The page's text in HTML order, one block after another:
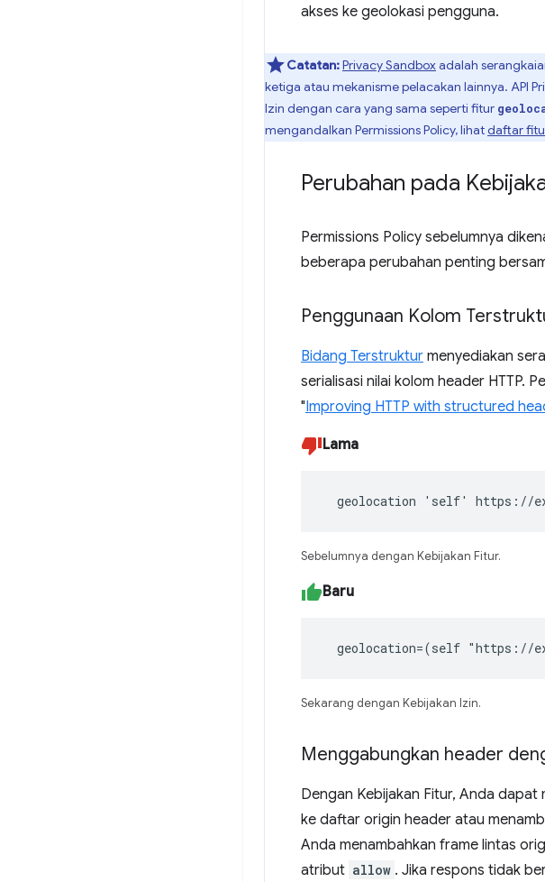
akses ke geolokasi pengguna.
Catatan:Privacy Sandboxadalah
ketiga atau mekanisme pelacakan lainnya. API
Izin dengan cara yang sama seperti fitur
mengandalkan Permissions Policy, lihatdaftar
Perubahan pada
Permissions Policy sebelumnya
beberapa perubahan penting
Penggunaan Kolom
Bidang Terstruktur menyediakan
serialisasi nilai kolom header HTTP.
"Improving HTTP with structured
Lama
geolocation 'self' https://
Sebelumnya dengan Kebijakan Fitur.
Baru
geolocation=(self "https://
Sekarang dengan Kebijakan Izin.
Menggabungkan header
Dengan Kebijakan Fitur, Anda
ke daftar origin header atau
Anda menambahkan frame lintas
atribut allow . Jika respons tidak